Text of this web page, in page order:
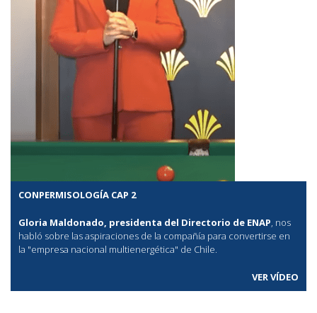
CONPERMISOLOGÍA CAP 2
Gloria Maldonado, presidenta del Directorio de ENAP , nos
habló sobre las aspiraciones de la compañía para convertirse en
la "empresa nacional multienergética" de Chile.
VER VÍDEO